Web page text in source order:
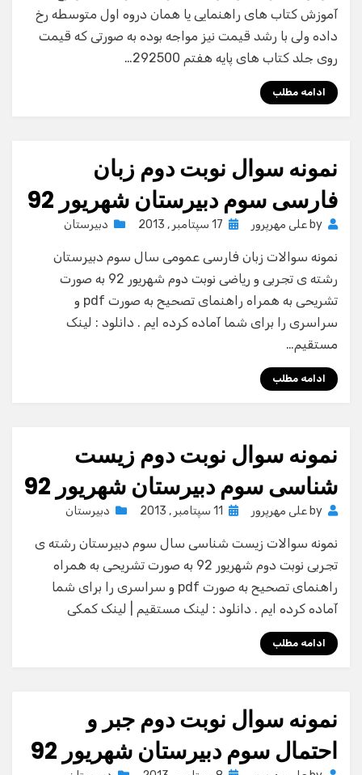
آموزش کتاب های راهنمایی یا همان دروه اول متوسطه رخ
داده ولی با رشد قیمت نیز مواجه بوده به صورتی که قیمت
روی جلد کتاب های پایه هفتم 292500…
ادامه مطلب
نمونه سوال نوبت دوم زبان
فارسی سوم دبیرستان شهریور 92
by علی مهرپرور
Posted
17 سپتامبر , 2013 دبیرستان
نمونه سوالات زبان فارسی عمومی سال سوم دبیرستان
رشته ی تجربی و ریاضی نوبت دوم شهریور 92 به صورت
تشریحی به همراه راهنمای تصحیح به صورت pdf و
سراسری را برای شما آماده کرده ایم . دانلود : لینک
مستقیم…
ادامه مطلب
نمونه سوال نوبت دوم زیست
شناسی سوم دبیرستان شهریور 92
by علی مهرپرور
Posted
11 سپتامبر , 2013 دبیرستان
نمونه سوالات زیست شناسی سال سوم دبیرستان رشته ی
تجربی نوبت دوم شهریور 92 به صورت تشریحی به همراه
راهنمای تصحیح به صورت pdf و سراسری را برای شما
آماده کرده ایم . دانلود : لینک مستقیم | لینک کمکی
ادامه مطلب
نمونه سوال نوبت دوم جبر و
احتمال سوم دبیرستان شهریور 92